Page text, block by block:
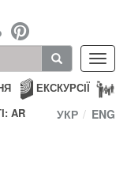
ЕКСКУРСІЇ
AR
УКР ENG